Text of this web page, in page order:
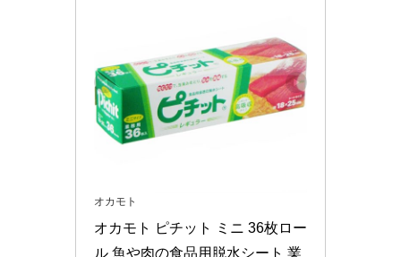
オカモト
オカモト ピチット ミニ 36枚ロー
ル 魚や肉の食品用脱水シート 業